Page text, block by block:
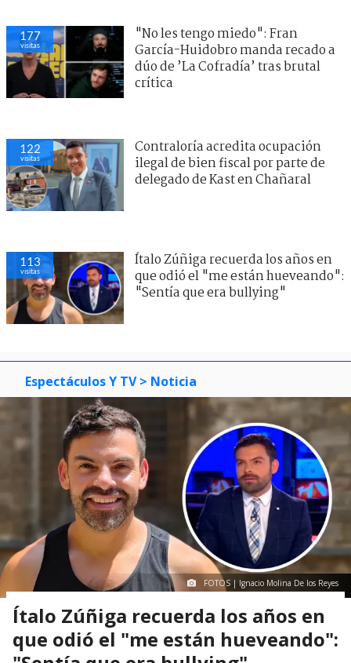
177
visitas
"No les tengo miedo": Fran
García-Huidobro manda recado a
dúo de ’La Cofradía’ tras brutal
crítica
122
visitas
Contraloría acredita ocupación
ilegal de bien fiscal por parte de
delegado de Kast en Chañaral
113
visitas
Ítalo Zúñiga recuerda los años en
que odió el "me están hueveando":
"Sentía que era bullying"
Espectáculos Y TV > Noticia
FOTOS | Ignacio Molina De los Reyes
Ítalo Zúñiga recuerda los años en
que odió el "me están hueveando":